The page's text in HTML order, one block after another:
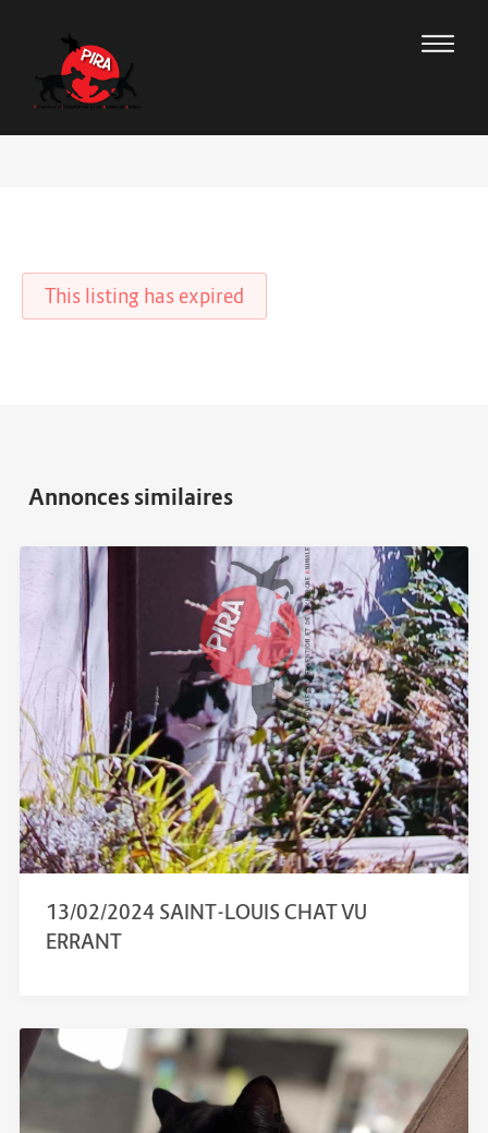
This listing has expired
13/02/2024 SAINT-LOUIS CHAT VU
ERRANT